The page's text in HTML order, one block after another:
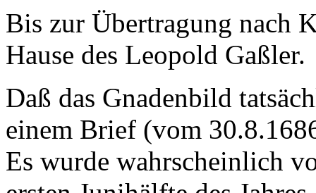
Bis zur Übertragung nach
Hause des Leopold Gaßler.
Daß das Gnadenbild
einem Brief (vom
Es wurde wahrscheinlich